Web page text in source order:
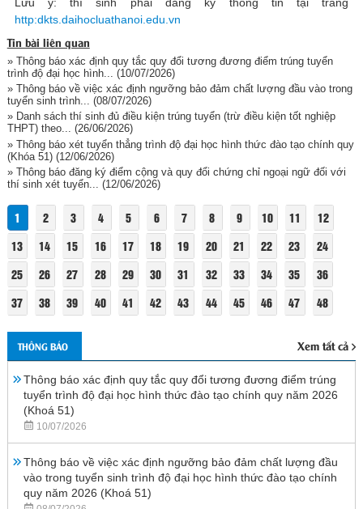
http:dkts.daihocluathanoi.edu.vn
Tin bài liên quan
» Thông báo xác định quy tắc quy đổi tương đương điểm trúng tuyển
trình độ đại học hình...
(10/07/2026)
» Thông báo về việc xác định ngưỡng bảo đảm chất lượng đầu vào trong
tuyển sinh trình... (08/07/2026)
» Danh sách thí sinh đủ điều kiện trúng tuyển (trừ điều kiện tốt nghiệp
THPT) theo... (26/06/2026)
» Thông báo xét tuyển thẳng trình độ đại học hình thức đào tạo chính quy
(Khóa 51)(12/06/2026)
» Thông báo đăng ký điểm cộng và quy đổi chứng chỉ ngoại ngữ đối với
thí sinh xét tuyển... (12/06/2026)
1 2 3 4 5 6 7 8 9 10 11
12
13
14 15 16 17 18 19 20 21 22 23
24
25
26 27 28 29 30 31 32 33 34 35
36
37
38 39 40 41 42 43 44 45 46 47 48
THÔNG BÁO Xem tất cả
Thông báo xác định quy tắc quy đổi tương đương điểm trúng
tuyển trình độ đại học hình thức đào tạo chính quy năm 2026
(Khoá 51)
10/07/2026
Thông báo về việc xác định ngưỡng bảo đảm chất lượng đầu
vào trong tuyển sinh trình độ đại học hình thức đào tạo chính
quy năm 2026 (Khoá 51)